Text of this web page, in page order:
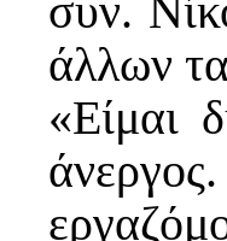
συν.
άλλων
«Είμαι